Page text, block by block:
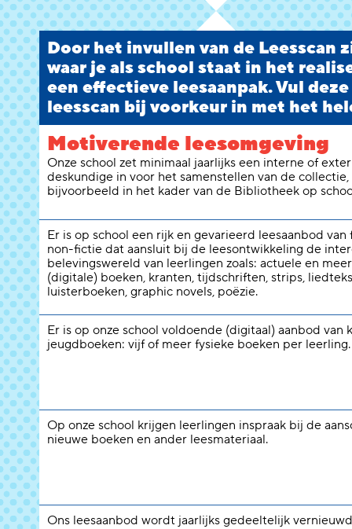
Door het invullen van de Leesscan
waar je als school staat in het
een effectieve leesaanpak. Vul deze
leesscan bij voorkeur in met het
Motiverende leesomgeving
Onze school zet minimaal jaarlijks een interne of
deskundige in voor het samenstellen van de collectie,
bijvoorbeeld in het kader van de Bibliotheek op
Er is op school een rijk en gevarieerd leesaanbod van
non-fictie dat aansluit bij de leesontwikkeling de
belevingswereld van leerlingen zoals: actuele en
(digitale) boeken, kranten, tijdschriften, strips,
luisterboeken, graphic novels, poëzie.
Er is op onze school voldoende (digitaal) aanbod van
jeugdboeken: vijf of meer fysieke boeken per leerling.
Op onze school krijgen leerlingen inspraak bij de
nieuwe boeken en ander leesmateriaal.
Ons leesaanbod wordt jaarlijks gedeeltelijk